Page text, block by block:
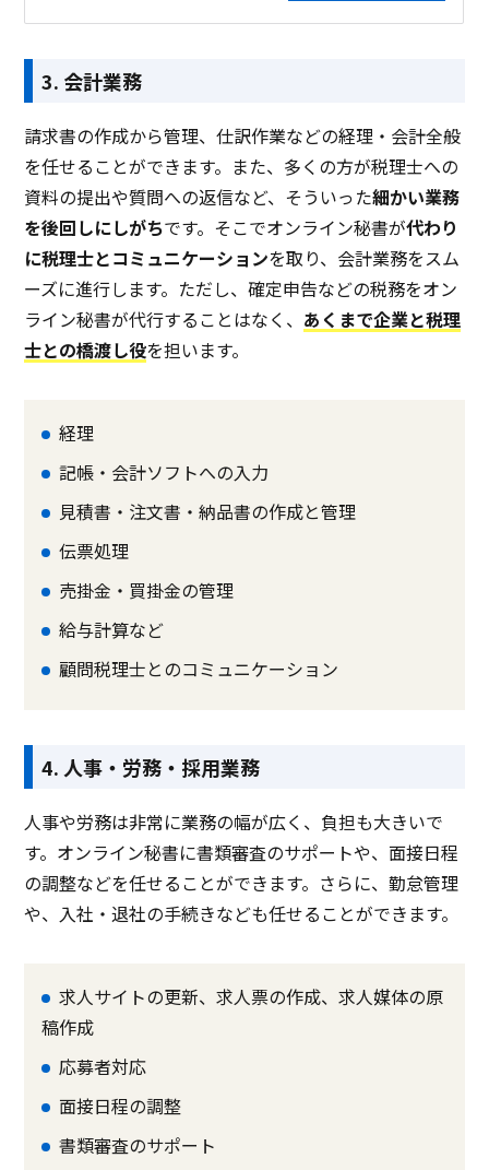
3. 会計業務
請求書の作成から管理、仕訳作業などの経理・会計全般
を任せることができます。また、多くの方が税理士への
資料の提出や質問への返信など、そういった細かい業務
を後回しにしがちです。そこでオンライン秘書が代わり
に税理士とコミュニケーションを取り、会計業務をスム
ーズに進行します。ただし、確定申告などの税務をオン
ライン秘書が代行することはなく、 あくまで企業と税理
士との橋渡し役を担います。
経理
記帳・会計ソフトへの入力
見積書・注文書・納品書の作成と管理
伝票処理
売掛金・買掛金の管理
給与計算など
顧問税理士とのコミュニケーション
4. 人事・労務・採用業務
人事や労務は非常に業務の幅が広く、負担も大きいで
す。オンライン秘書に書類審査のサポートや、面接日程
の調整などを任せることができます。さらに、勤怠管理
や、入社・退社の手続きなども任せることができます。
求人サイトの更新、求人票の作成、求人媒体の原
稿作成
応募者対応
面接日程の調整
書類審査のサポート